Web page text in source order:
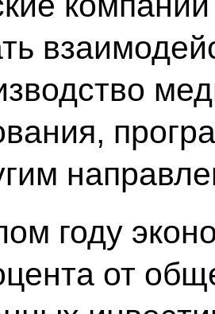
году
от